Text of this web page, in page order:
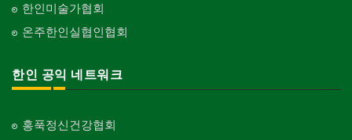
한인미술가협회
온주한인실협인협회
한인 공익 네트워크
홍푹정신건강협회